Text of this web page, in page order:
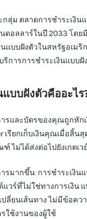
ลุ่ม ตลาดการชำระเงิ
ดอลลาร์ในปี 2033 โด
แบบฝังตัวในสหรัฐอเม
ริการการชำระเงินแบบ
แบบฝังตัวคืออะไร
รและบัตรของคุณถูกหัก
เรียกเก็บเงินคุณเมื่อสิ้
ไม่ได้ส่งต่อไปยังเกตเ
รมากขึ้น: การชำระเงิ
วร์ที่ไม่ใช่ทางการเงิน
ปลี่ยนเส้นทาง ไม่มีข้อค
ใช้งานของผู้ใช้